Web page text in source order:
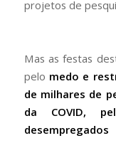
projetos de
Mas as festas
pelo medo e
de milhares de
da COVID,